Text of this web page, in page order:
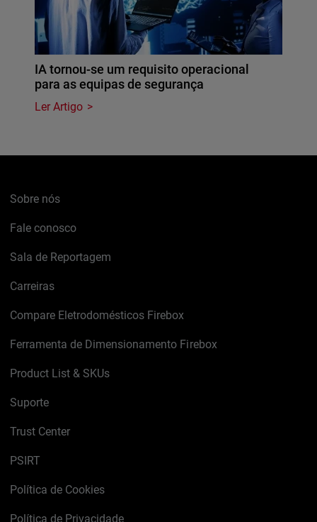
IA tornou-se um requisito operacional
para as equipas de segurança
Ler Artigo
Sobre nós
Fale conosco
Sala de Reportagem
Carreiras
Compare Eletrodomésticos Firebox
Ferramenta de Dimensionamento Firebox
Product List & SKUs
Suporte
Trust Center
PSIRT
Política de Cookies
Política de Privacidade